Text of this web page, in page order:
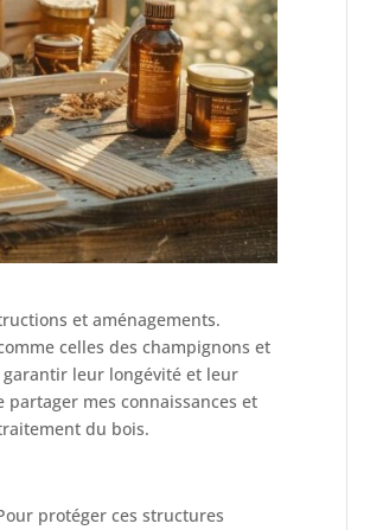
et aménagements.
celles des champignons et
leur longévité et leur
mes connaissances et
du bois.
protéger ces structures